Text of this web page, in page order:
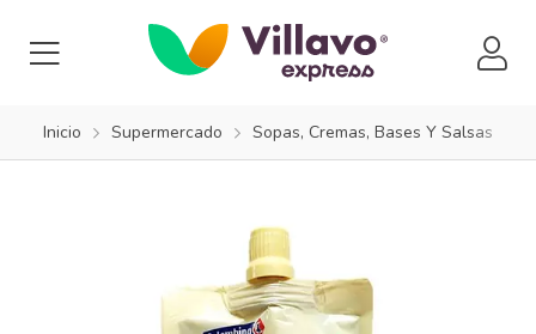
Inicio Supermercado Sopas, Cremas, Bases Y Salsas